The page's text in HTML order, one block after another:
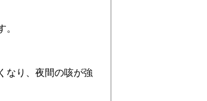
なり、夜間の咳が強